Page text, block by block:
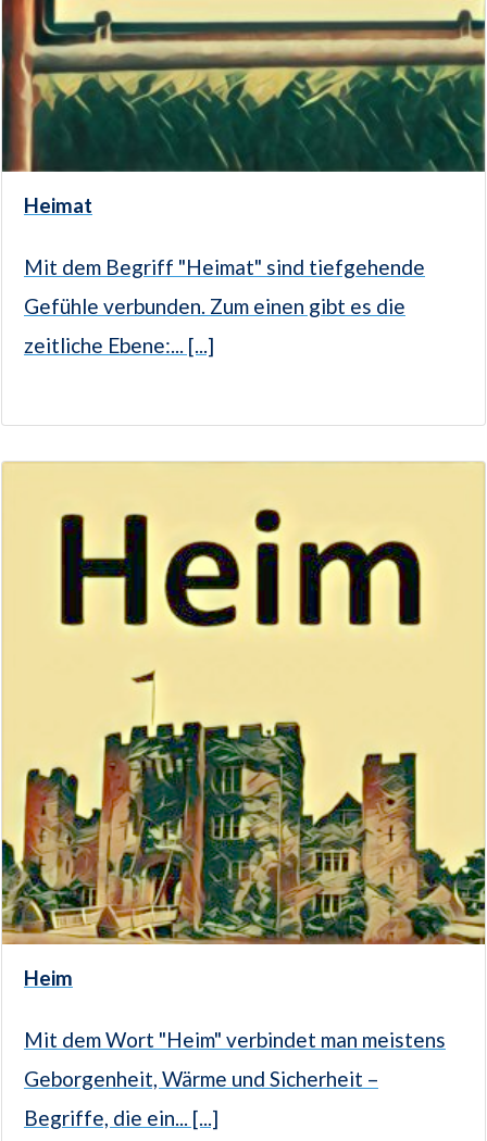
Heimat
Mit dem Begriff "Heimat" sind tiefgehende
Gefühle verbunden. Zum einen gibt es die
zeitliche Ebene:... [...]
Heim
Mit dem Wort "Heim" verbindet man meistens
Geborgenheit, Wärme und Sicherheit –
Begriffe, die ein... [...]